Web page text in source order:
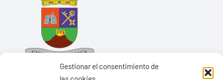
Gestionar el consentimiento de